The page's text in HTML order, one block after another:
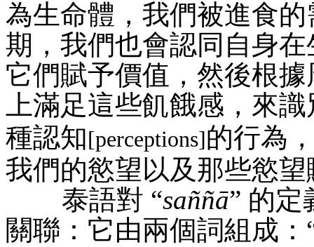
為生命體，我們被進食
期，我們也會認同自身
它們賦予價值，然後根
上滿足這些飢餓感，來
種認知[perceptions]的行為
我們的慾望以及那些慾
泰語對 “saññā” 的定
關聯：它由兩個詞組成：